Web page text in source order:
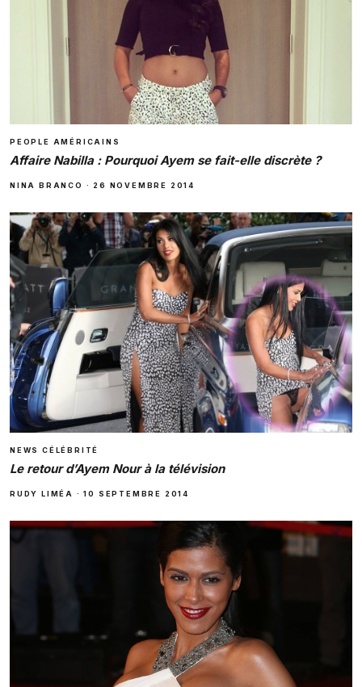
PEOPLE AMÉRICAINS
Affaire Nabilla : Pourquoi Ayem se fait-elle discrète ?
NINA BRANCO · 26 NOVEMBRE 2014
NEWS CÉLÉBRITÉ
Le retour d’Ayem Nour à la télévision
RUDY LIMÉA ·10 SEPTEMBRE 2014